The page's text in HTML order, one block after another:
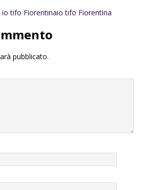
tifo Fiorentinaio tifo Fiorentina
pubblicato.